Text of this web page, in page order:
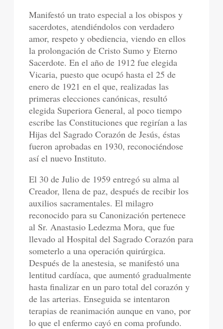
Manifestó un trato especial a los obispos y
sacerdotes, atendiéndolos con verdadero
amor, respeto y obediencia, viendo en ellos
la prolongación de Cristo Sumo y Eterno
Sacerdote. En el año de 1912 fue elegida
Vicaria, puesto que ocupó hasta el 25 de
enero de 1921 en el que, realizadas las
primeras elecciones canónicas, resultó
elegida Superiora General, al poco tiempo
escribe las Constituciones que regirían a las
Hijas del Sagrado Corazón de Jesús, éstas
fueron aprobadas en 1930, reconociéndose
así el nuevo Instituto.
El 30 de Julio de 1959 entregó su alma al
Creador, llena de paz, después de recibir los
auxilios sacramentales. El milagro
reconocido para su Canonización pertenece
al Sr. Anastasio Ledezma Mora, que fue
llevado al Hospital del Sagrado Corazón para
someterlo a una operación quirúrgica.
Después de la anestesia, se manifestó una
lentitud cardíaca, que aumentó gradualmente
hasta finalizar en un paro total del corazón y
de las arterias. Enseguida se intentaron
terapias de reanimación aunque en vano, por
lo que el enfermo cayó en coma profundo.